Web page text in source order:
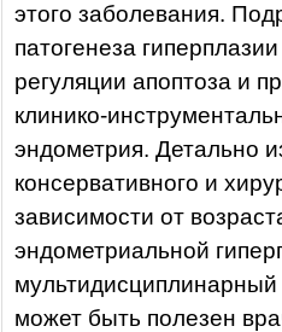
этого заболевания.
патогенеза
регуляции апоптоза и
клинико-
эндометрия. Детально
консервативного и
зависимости от
эндометриальной
может быть полезен